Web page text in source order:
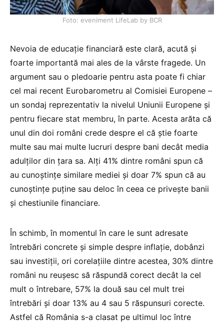
Foto: eveniment LifeLab by BCR
Nevoia de educație financiară este clară, acută și
foarte importantă mai ales de la vârste fragede. Un
argument sau o pledoarie pentru asta poate fi chiar
cel mai recent Eurobarometru al Comisiei Europene –
un sondaj reprezentativ la nivelul Uniunii Europene și
pentru fiecare stat membru, în parte. Acesta arăta că
unul din doi români crede despre el că știe foarte
multe sau mai multe lucruri despre bani decât media
adulților din țara sa. Alți 41% dintre români spun că
au cunoștințe similare mediei și doar 7% spun că au
cunoștințe puține sau deloc în ceea ce privește banii
și chestiunile financiare.
În schimb, în momentul în care le sunt adresate
întrebări concrete și simple despre inflație, dobânzi
sau investiții, ori corelațiile dintre acestea, 30% dintre
români nu reușesc să răspundă corect decât la cel
mult o întrebare, 57% la două sau cel mult trei
întrebări și doar 13% au 4 sau 5 răspunsuri corecte.
Astfel că România s-a clasat pe ultimul loc între